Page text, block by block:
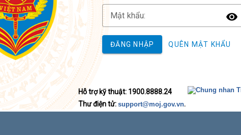
Mật khẩu:
ĐĂNG NHẬP QUÊN MẬT KHẨU
Hỗ trợ kỹ thuật: 1900.8888.24
Thư điện tử: support@moj.gov.vn.